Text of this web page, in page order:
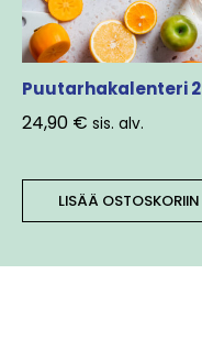
Puutarhakalenteri
24,90 € sis. alv.
LISÄÄ OSTOSKORIIN